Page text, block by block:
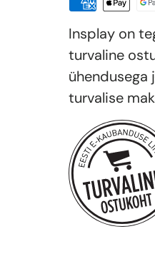
Insplay on
turvaline
turvalise